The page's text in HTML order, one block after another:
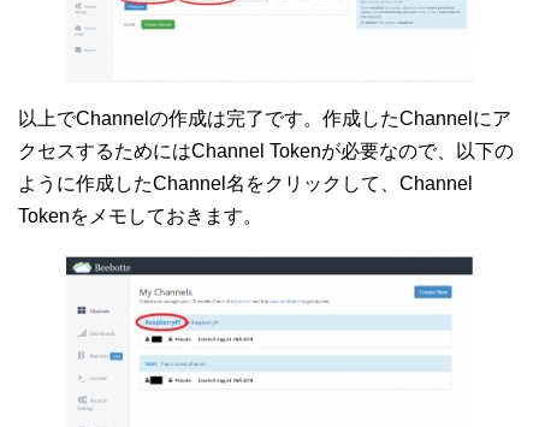
以上でChannelの作成は完了です。作成したChannelにア
クセスするためにはChannel Tokenが必要なので、以下の
ように作成したChannel名をクリックして、Channel
Tokenをメモしておきます。